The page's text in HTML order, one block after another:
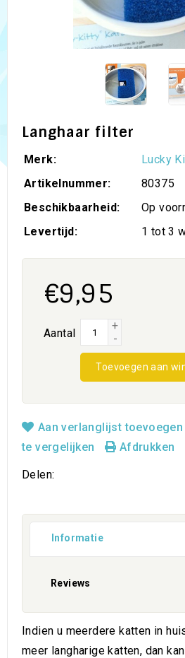
Langhaar filter
Merk:
Lucky
Artikelnummer:
80375
Beschikbaarheid:
Op
Levertijd:
1 tot 3
€9,95
Aantal
+
-
Toevoegen aan
Aan verlanglijst toevoegen
te vergelijken
Afdrukken
Delen:
Informatie
Reviews
Indien u meerdere katten in
meer langharige katten, dan